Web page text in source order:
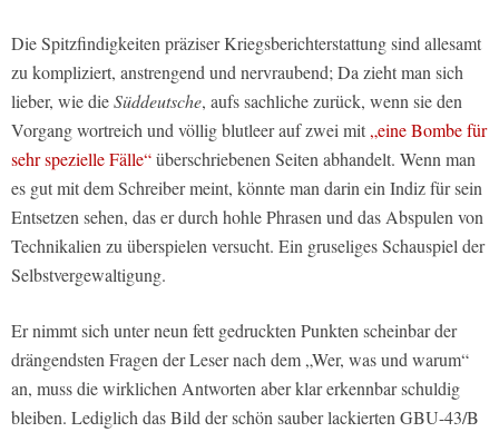
Die Spitzfindigkeiten präziser Kriegsberichterstattung sind allesamt
zu kompliziert, anstrengend und nervraubend; Da zieht man sich
lieber, wie dieSüddeutsche, aufs sachliche zurück, wenn sie den
Vorgang wortreich und völlig blutleer auf zwei mit „eine Bombe für
sehr spezielle Fälle“überschriebenen Seiten abhandelt. Wenn man
es gut mit dem Schreiber meint, könnte man darin ein Indiz für sein
Entsetzen sehen, das er durch hohle Phrasen und das Abspulen von
Technikalien zu überspielen versucht. Ein gruseliges Schauspiel der
Selbstvergewaltigung.
Er nimmt sich unter neun fett gedruckten Punkten scheinbar der
drängendsten Fragen der Leser nach dem „Wer, was und warum“
an, muss die wirklichen Antworten aber klar erkennbar schuldig
bleiben. Lediglich das Bild der schön sauber lackierten GBU-43/B